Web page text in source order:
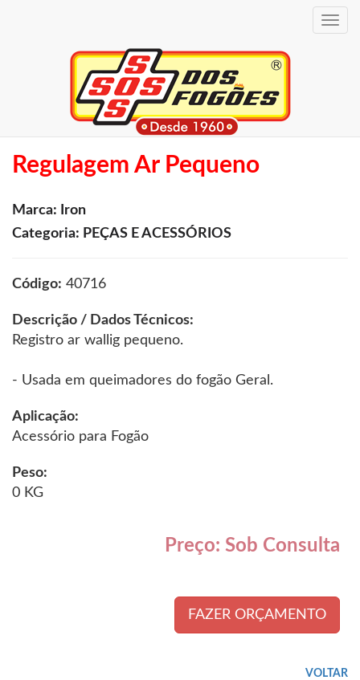
Toggle
Regulagem Ar Pequeno
Marca: Iron
Categoria: PEÇAS E ACESSÓRIOS
Código: 40716
Descrição / Dados Técnicos:
Registro ar wallig pequeno.
- Usada em queimadores do fogão Geral.
Aplicação:
Acessório para Fogão
Peso:
0 KG
Preço: Sob Consulta
FAZER ORÇAMENTO
VOLTAR